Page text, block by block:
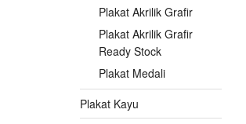
Plakat Akrilik Grafir
Plakat Akrilik Grafir
Ready Stock
Plakat Medali
Plakat Kayu